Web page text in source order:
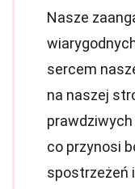
Nasze
sercem
na naszej
co przynosi
spostrzeżeń